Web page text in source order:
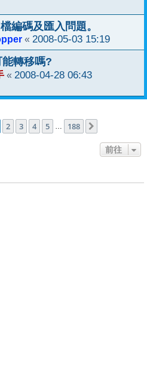
編碼及匯入問題。
« 2008-05-03 15:19
轉移嗎?
« 2008-04-28 06:43
頁 (共 188 頁)
2 3 4 5 … 188
前往